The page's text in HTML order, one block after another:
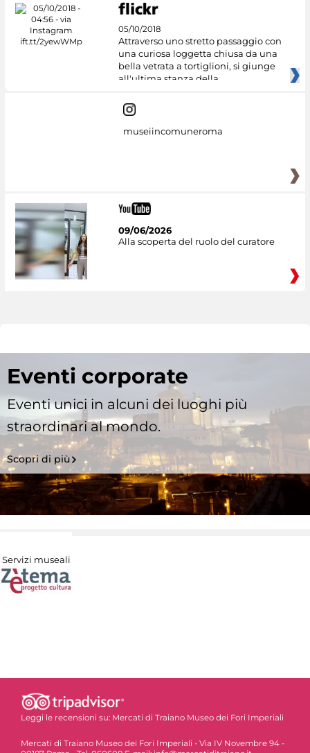
05/10/2018
Attraverso uno stretto passaggio con
una curiosa loggetta chiusa da una
bella vetrata a tortiglioni, si giunge
all'ultima stanza della
museiincomuneroma
09/06/2026
Alla scoperta del ruolo del curatore
Eventi corporate
Eventi unici in alcuni dei luoghi più
straordinari al mondo.
Scopri di più
Servizi museali
Leggi le recensioni su: Mercati di Traiano Museo dei Fori Imperiali
Mercati di Traiano Museo dei Fori Imperiali - Via IV Novembre 94 -